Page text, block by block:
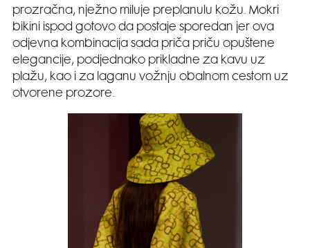
prozračna, nježno miluje preplanulu kožu. Mokri
bikini ispod gotovo da postaje sporedan jer ova
odjevna kombinacija sada priča priču opuštene
elegancije, podjednako prikladne za kavu uz
plažu, kao i za laganu vožnju obalnom cestom uz
otvorene prozore.